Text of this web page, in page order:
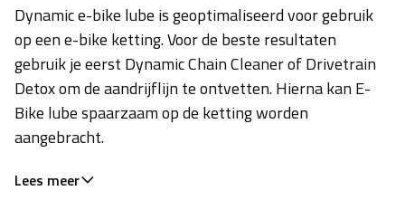
Dynamic e-bike lube is geoptimaliseerd voor gebruik
op een e-bike ketting. Voor de beste resultaten
gebruik je eerst Dynamic Chain Cleaner of Drivetrain
Detox om de aandrijflijn te ontvetten. Hierna kan E-
Bike lube spaarzaam op de ketting worden
aangebracht.
Lees meer